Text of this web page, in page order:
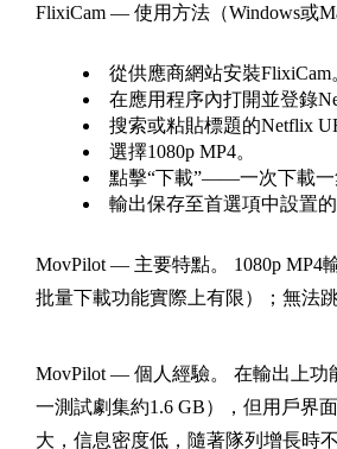
FlixiCam — 使用方法（Windows或
從供應商網站安裝FlixiCam
在應用程序內打開並登錄
搜索或粘貼標題的Netflix
選擇1080p MP4。
點擊“下載”——一次下載一
輸出保存至首選項中設置的
MovPilot — 主要特點。
1080p MP4
批量下載功能實際上有限）；無法
MovPilot — 個人經驗。
在輸出上功
一測試劇集約1.6 GB），但用戶
大，信息密度低，隨著隊列增長時